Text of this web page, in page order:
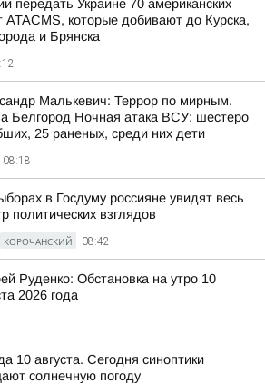
передать Украине 70 американских
ATACMS, которые добивают до Курска,
и Брянска
Малькевич: Террор по мирным.
Белгород Ночная атака ВСУ: шестеро
25 раненых, среди них дети
08:18
в Госдуму россияне увидят весь
политических взглядов
КОРОЧАНСКИЙ 08:42
Руденко: Обстановка на утро 10
2026 года
10 августа. Сегодня синоптики
солнечную погоду